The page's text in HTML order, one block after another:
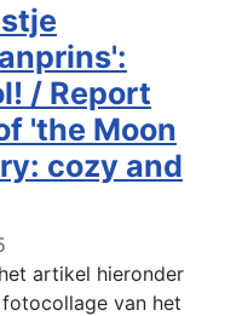
/ Report
'the Moon
cozy and
artikel hieronder
van het